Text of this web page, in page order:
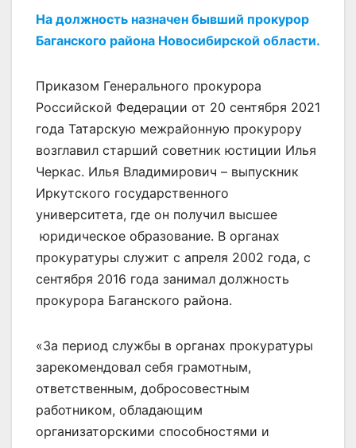
На должность назначен бывший прокурор
Баганского района Новосибирской области.
Приказом Генерального прокурора
Российской Федерации от 20 сентября 2021
года Татарскую межрайонную прокурору
возглавил старший советник юстиции Илья
Черкас. Илья Владимирович – выпускник
Иркутского государственного
университета, где он получил высшее
юридическое образование. В органах
прокуратуры служит с апреля 2002 года, с
сентября 2016 года занимал должность
прокурора Баганского района.
«За период службы в органах прокуратуры
зарекомендовал себя грамотным,
ответственным, добросовестным
работником, обладающим
организаторскими способностями и